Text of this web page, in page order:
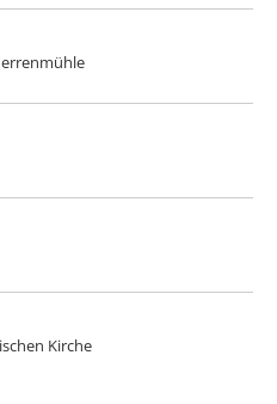
Kirche